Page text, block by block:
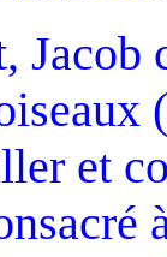
Jacob
et